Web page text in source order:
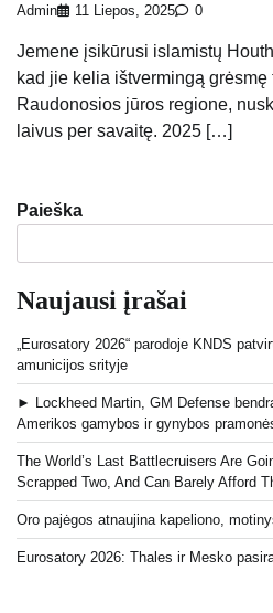
Admin 11 Liepos, 2025 0
Jemene įsikūrusi islamistų
kad jie kelia ištvermingą
Raudonosios jūros regione,
laivus per savaitę. 2025 […]
Paieška
Naujausi įrašai
„Eurosatory 2026“ parodoje KNDS
amunicijos srityje
► Lockheed Martin, GM Defense
Amerikos gamybos ir gynybos
The World’s Last Battlecruisers Are
Scrapped Two, And Can Barely Afford
Oro pajėgos atnaujina kapeliono,
Eurosatory 2026: Thales ir Mesko